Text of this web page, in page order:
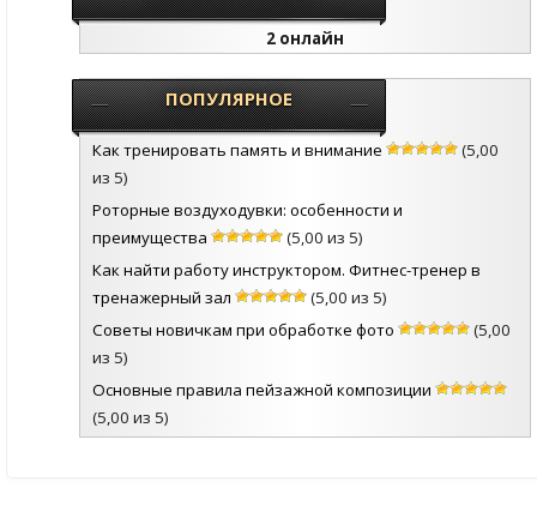
2 онлайн
ПОПУЛЯРНОЕ
Как тренировать память и внимание
(5,00
из 5)
Роторные воздуходувки: особенности и
преимущества
(5,00 из 5)
Как найти работу инструктором. Фитнес-тренер в
тренажерный зал
(5,00 из 5)
Советы новичкам при обработке фото
(5,00
из 5)
Основные правила пейзажной композиции
(5,00 из 5)